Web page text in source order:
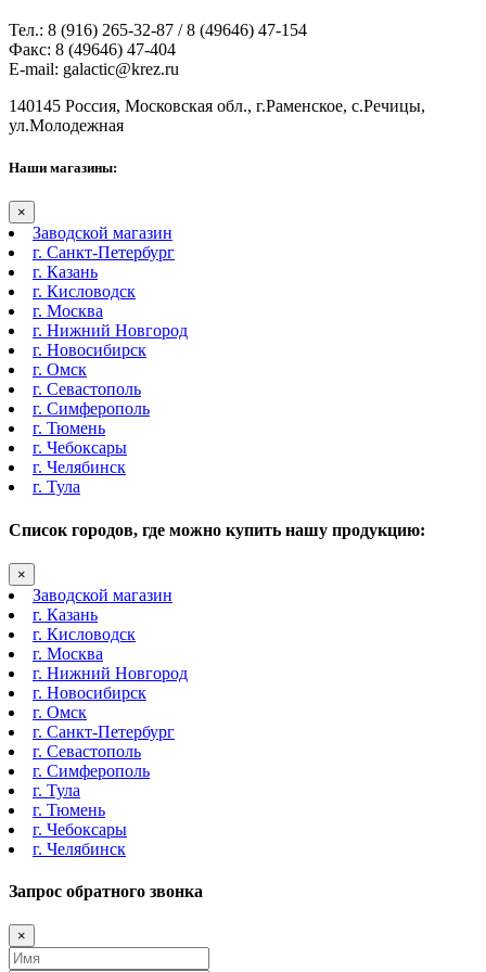
Тел.: 8 (916) 265-32-87 / 8 (49646) 47-154
Факс: 8 (49646) 47-404
E-mail: galactic@krez.ru
140145 Россия, Московская обл., г.Раменское, с.Речицы,
ул.Молодежная
Наши магазины:
×
Заводской магазин
г. Санкт-Петербург
г. Казань
г. Кисловодск
г. Москва
г. Нижний Новгород
г. Новосибирск
г. Омск
г. Севастополь
г. Симферополь
г. Тюмень
г. Чебоксары
г. Челябинск
г. Тула
Список городов, где можно купить нашу продукцию:
×
Заводской магазин
г. Казань
г. Кисловодск
г. Москва
г. Нижний Новгород
г. Новосибирск
г. Омск
г. Санкт-Петербург
г. Севастополь
г. Симферополь
г. Тула
г. Тюмень
г. Чебоксары
г. Челябинск
Запрос обратного звонка
×